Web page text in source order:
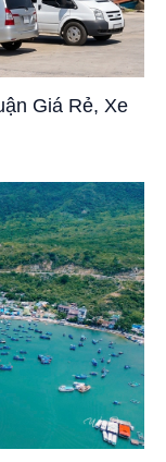
Giá Rẻ, Xe